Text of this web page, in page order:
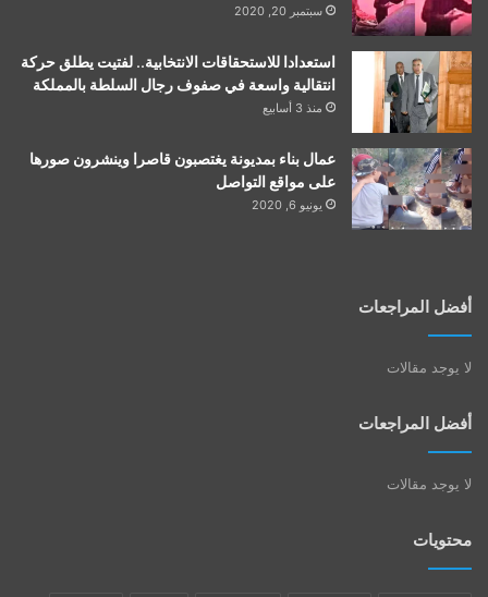
سبتمبر 20, 2020
استعدادا للاستحقاقات الانتخابية.. لفتيت يطلق حركة
انتقالية واسعة في صفوف رجال السلطة بالمملكة
منذ 3 أسابيع
عمال بناء بمديونة يغتصبون قاصرا وينشرون صورها
على مواقع التواصل
يونيو 6, 2020
أفضل المراجعات
لا يوجد مقالات
أفضل المراجعات
لا يوجد مقالات
محتويات